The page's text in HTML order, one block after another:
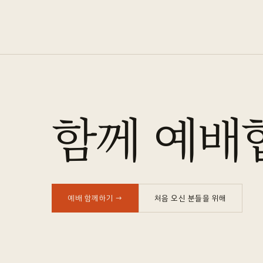
함께 예배
예배 함께하기 → 처음 오신 분들을 위해